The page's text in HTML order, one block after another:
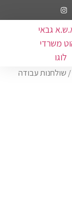
/ שולחנות עבודה